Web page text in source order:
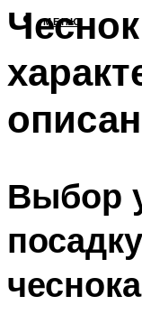
МЕНЮ
Выбор
чеснока